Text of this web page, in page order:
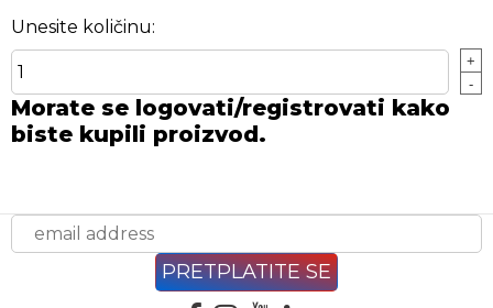
Unesite količinu:
+
-
Morate se logovati/registrovati kako
biste kupili proizvod.